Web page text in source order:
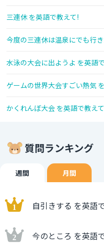
三連休 を英語で教えて!
今度の三連休は温泉にでも行
水泳の大会に出ようよ を英語
ゲームの世界大会すごい熱気
かくれんぼ大会 を英語で教え
質問ランキング
週間 月間
自引きする を英語
今のところ を英語